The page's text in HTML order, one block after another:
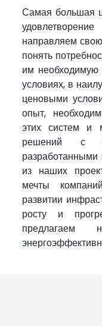
Самая большая
направляем
понять
им
условиях, в
ценовыми
опыт,
этих систем и
решений с
разработанными
из наших
мечты
развитии
росту и
предлагаем